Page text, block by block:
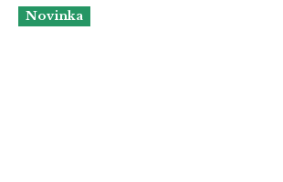
Novinka